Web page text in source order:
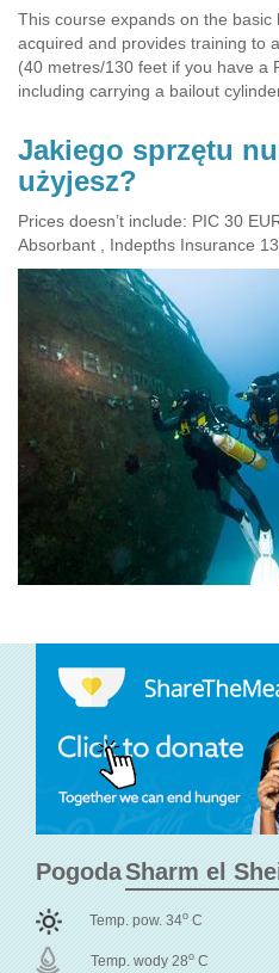
This course expands on the
acquired and provides training to
(40 metres/130 feet if you have a
including carrying a bailout
Jakiego sprzętu
użyjesz?
Prices doesn’t include: PIC 30
Absorbant , Indepths Insurance
Pogoda
Temp. pow. 34o C
Temp. wody 28o C